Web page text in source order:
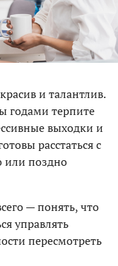
и талантлив.
годами терпите
выходки и
расстаться с
или поздно
— понять, что
управлять
пересмотреть